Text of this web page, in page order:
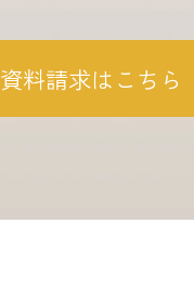
資料請求はこちら